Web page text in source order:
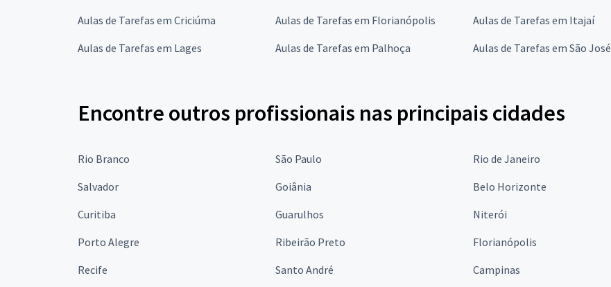
Aulas de Tarefas em Criciúma Aulas de Tarefas em Florianópolis Aulas de Tarefas em Itajaí
Aulas de Tarefas em Lages
Aulas de Tarefas em Palhoça Aulas de Tarefas em São José
Encontre outros profissionais nas principais cidades
Rio Branco São Paulo Rio de Janeiro
Salvador
Goiânia Belo Horizonte
Curitiba
Guarulhos Niterói
Porto Alegre
Ribeirão Preto Florianópolis
Recife
Santo André Campinas